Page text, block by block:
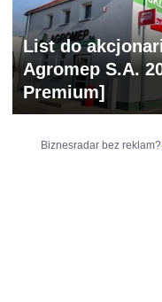
List do
Agromep S.A.
Premium]
Biznesradar bez reklam?